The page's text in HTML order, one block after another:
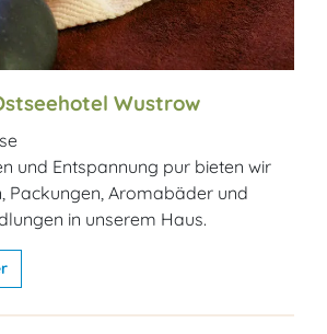
Wustrow
und Entspannung pur bieten wir
Packungen, Aromabäder und
in unserem Haus.